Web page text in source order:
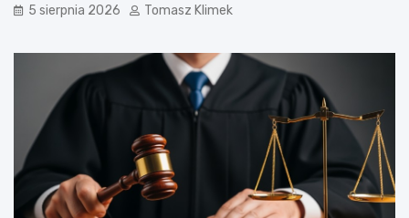
5 sierpnia 2026 Tomasz Klimek